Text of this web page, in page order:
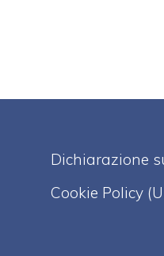
Dichiarazione
Cookie Policy